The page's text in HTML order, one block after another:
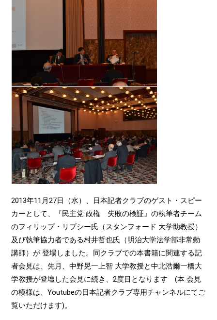
2013年11月27日（水）、日本記者クラブのゲスト・スピー
カーとして、『民主党 政権 失敗の検証』の執筆者チーム
のフィリップ・リプシー氏（スタンフォード 大学助教授）
及び執筆協力者である村井哲也氏（明治大学法学部非常勤
講師）が 登場しました。同クラブでの本書籍に関連する記
者会見は、先月、中野晃一上智 大学教授と中北浩爾一橋大
学教授が登壇した会見に続き、2度目となります (本 会見
の模様は、Youtubeの日本記者クラブ専用チャンネルにてご
覧いただけます)。